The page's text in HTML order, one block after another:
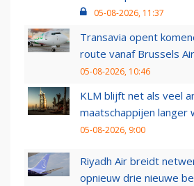
05-08-2026, 11:37
Transavia opent
route vanaf Brussels
05-08-2026, 10:46
KLM blijft net als veel
maatschappijen langer
05-08-2026, 9:00
Riyadh Air breidt
opnieuw drie nieuwe